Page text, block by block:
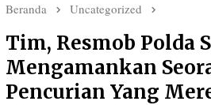
Beranda Uncategorized
Tim, Resmob Polda
Mengamankan
Pencurian Yang